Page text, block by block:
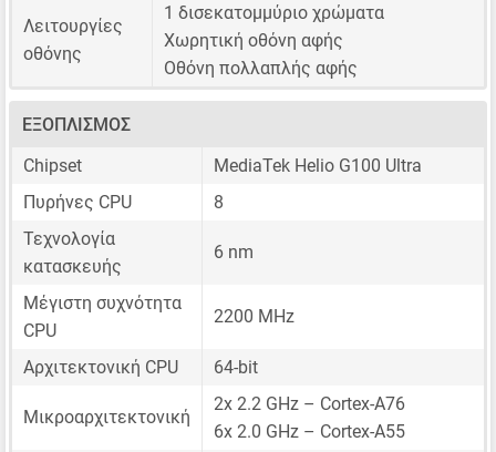
Λειτουργίες
οθόνης
1 δισεκατομμύριο χρώματα
Χωρητική οθόνη αφής
Οθόνη πολλαπλής αφής
ΕΞΟΠΛΙΣΜΌΣ
Chipset
MediaTek Helio G100 Ultra
Πυρήνες CPU
8
Τεχνολογία
κατασκευής
6 nm
Μέγιστη συχνότητα
CPU
2200 MHz
Αρχιτεκτονική CPU 64-bit
Μικροαρχιτεκτονική
2x 2.2 GHz – Cortex-A76
6x 2.0 GHz – Cortex-A55